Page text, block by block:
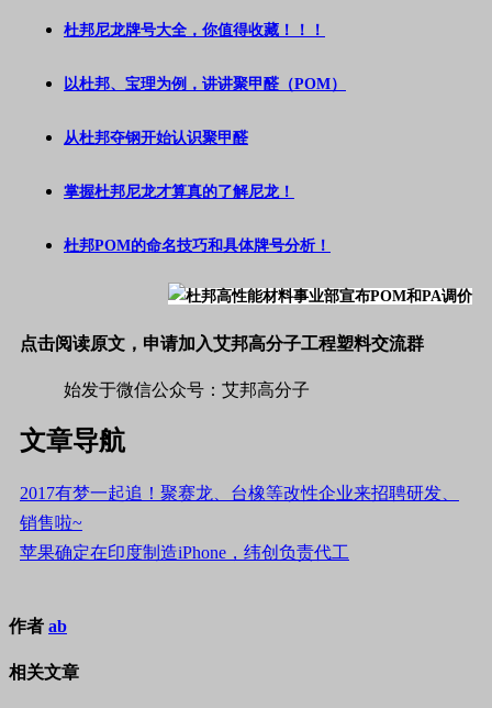
杜邦尼龙牌号大全，你值得收藏！！！
以杜邦、宝理为例，讲讲聚甲醛（POM）
从杜邦夺钢开始认识聚甲醛
掌握杜邦尼龙才算真的了解尼龙！
杜邦POM的命名技巧和具体牌号分析！
点击阅读原文，申请加入艾邦高分子工程塑料交流群
始发于微信公众号：艾邦高分子
文章导航
2017有梦一起追！聚赛龙、台橡等改性企业来招聘研发、
销售啦~
苹果确定在印度制造iPhone，纬创负责代工
作者 ab
相关文章